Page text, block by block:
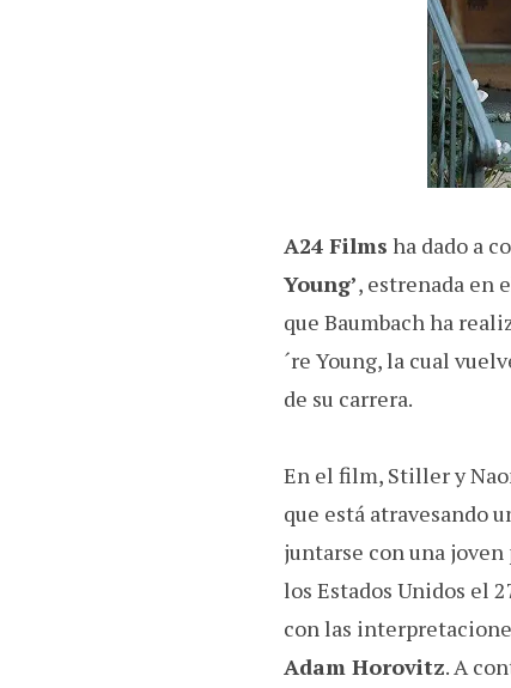
m
A24 Films ha dado a
Young’, estrenada en
que Baumbach ha
´re Young, la cual
de su carrera.
En el film, Stiller y
que está atravesando
juntarse con una
los Estados Unidos el
con las
Adam Horovitz. A